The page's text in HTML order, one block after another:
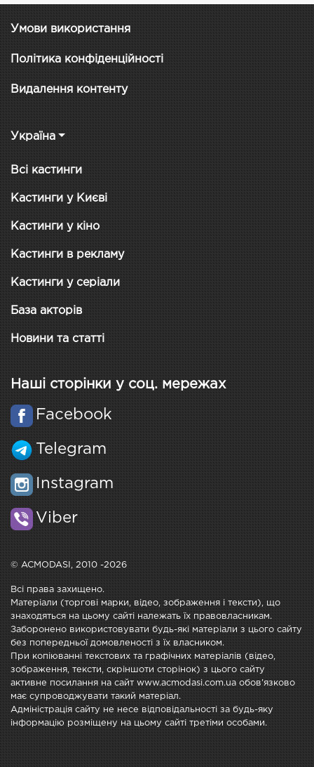
Умови використання
Політика конфіденційності
Видалення контенту
Україна
Всі кастинги
Кастинги у Києві
Кастинги у кіно
Кастинги в рекламу
Кастинги у серіали
База акторів
Новини та статті
Наші сторінки у соц. мережах
Facebook
Telegram
Instagram
Viber
© ACMODASI, 2010 -2026
Всі права захищено.
Матеріали (торгові марки, відео, зображення і тексти), що
знаходяться на цьому сайті належать їх правовласникам.
Заборонено використовувати будь-які матеріали з цього сайту
без попередньої домовленості з їх власником.
При копіюванні текстових та графічних матеріалів (відео,
зображення, тексти, скріншоти сторінок) з цього сайту
активне посилання на сайт www.acmodasi.com.ua обов'язково
має супроводжувати такий матеріал.
Адміністрація сайту не несе відповідальності за будь-яку
інформацію розміщену на цьому сайті третіми особами.